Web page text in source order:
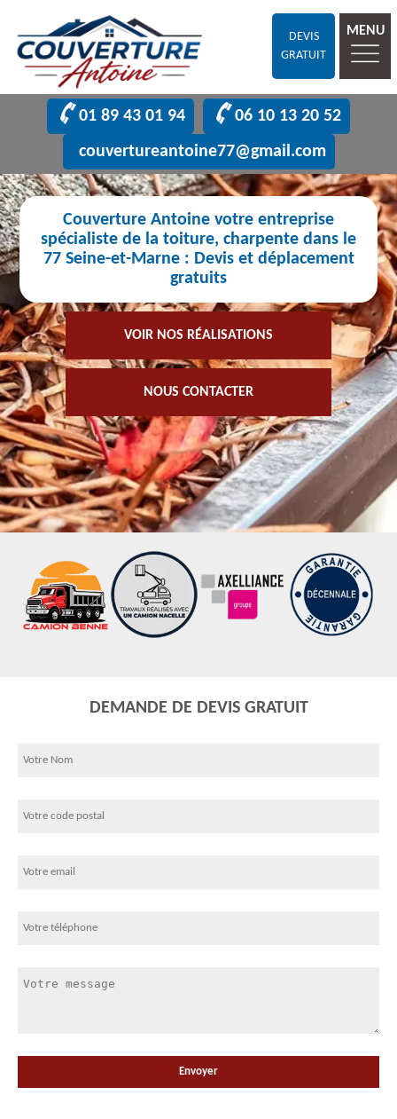
DEVIS
GRATUIT
MENU
01 89 43 01 94
06 10 13 20 52
couvertureantoine77@gmail.com
Couverture Antoine votre entreprise
spécialiste de la toiture, charpente dans le
77 Seine-et-Marne : Devis et déplacement
gratuits
VOIR NOS RÉALISATIONS
NOUS CONTACTER
DEMANDE DE DEVIS GRATUIT